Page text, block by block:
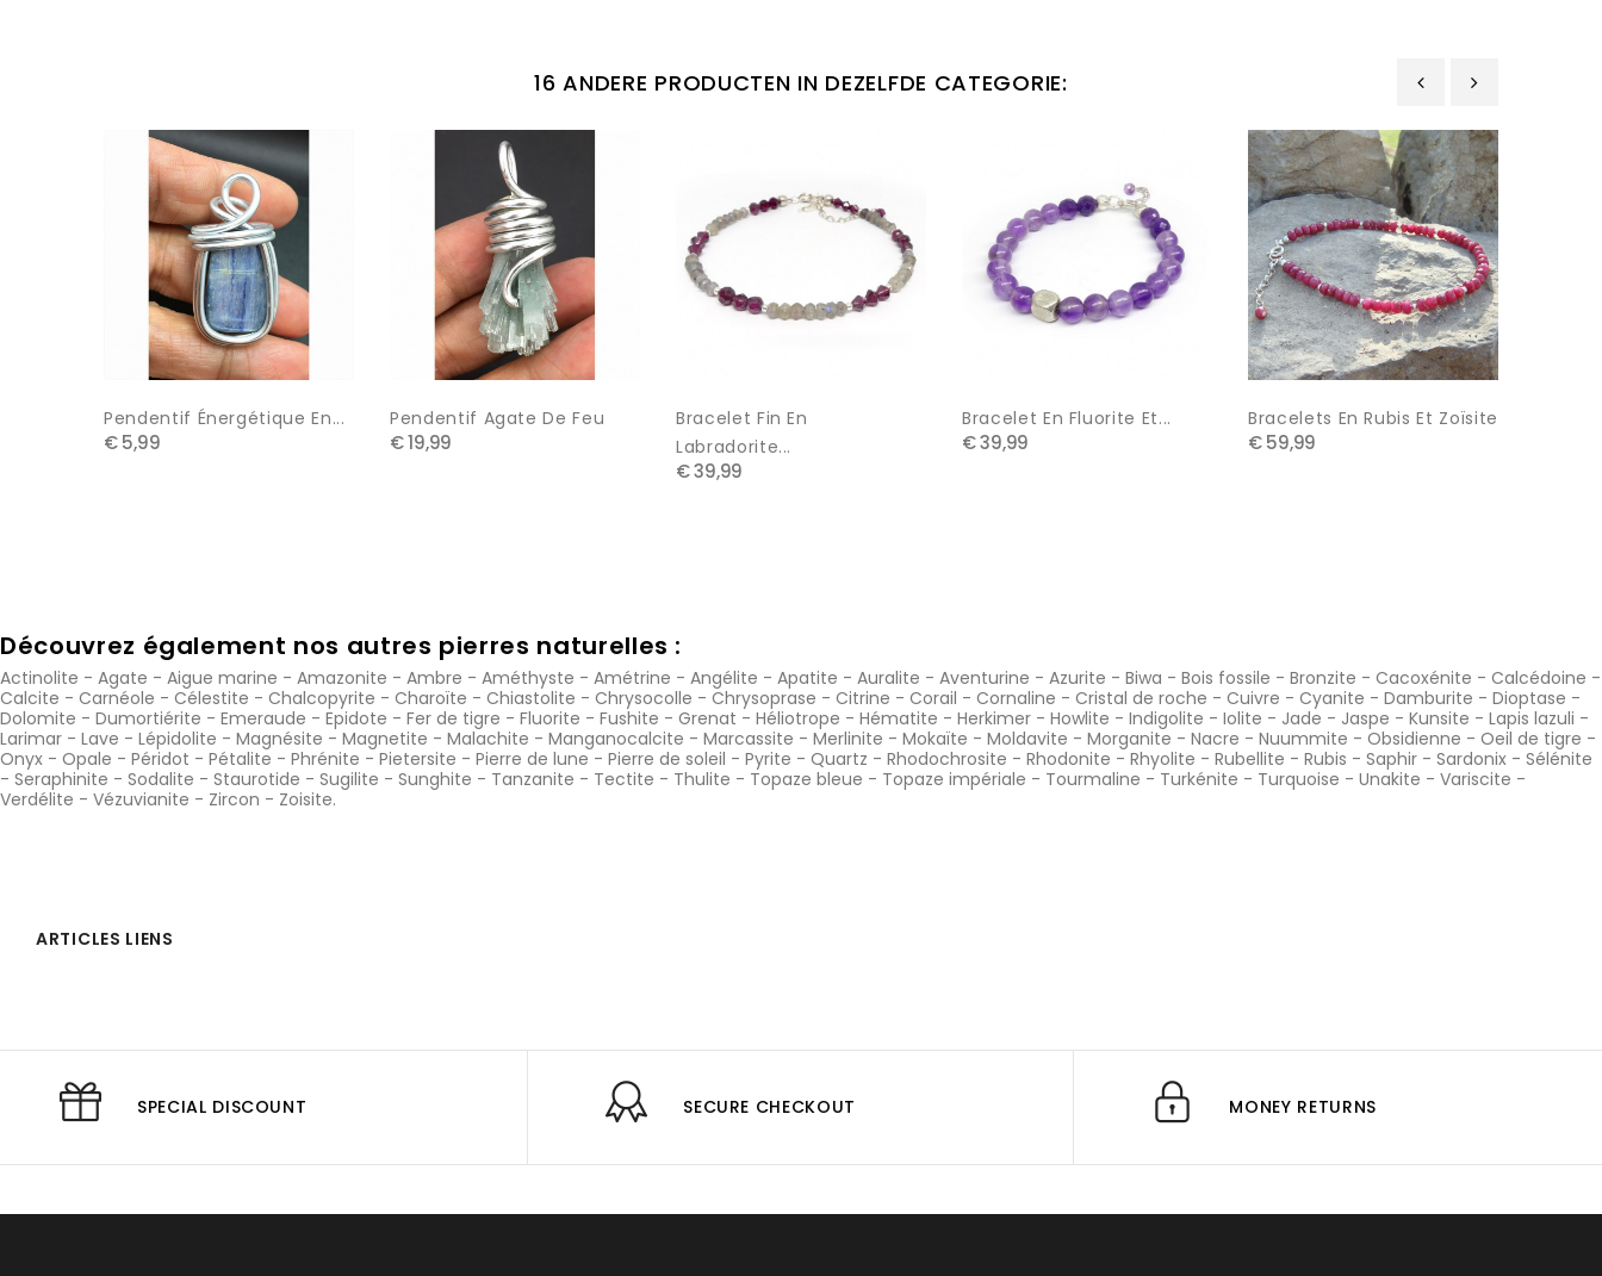
16 ANDERE PRODUCTEN IN DEZELFDE CATEGORIE:
Pendentif Énergétique En...
€ 5,99
Pendentif Agate De Feu
€ 19,99
Bracelet Fin En
Labradorite...
€ 39,99
Bracelet En Fluorite Et...
€ 39,99
Bracelets En Rubis Et Zoïsite
€ 59,99
‹ ›
Découvrez également nos autres pierres naturelles :
Actinolite - Agate - Aigue marine - Amazonite - Ambre - Améthyste - Amétrine - Angélite - Apatite - Auralite - Aventurine - Azurite - Biwa - Bois fossile - Bronzite - Cacoxénite - Calcédoine -
Calcite - Carnéole - Célestite - Chalcopyrite - Charoïte - Chiastolite - Chrysocolle - Chrysoprase - Citrine - Corail - Cornaline - Cristal de roche - Cuivre - Cyanite - Damburite - Dioptase -
Dolomite - Dumortiérite - Emeraude - Epidote - Fer de tigre - Fluorite - Fushite - Grenat - Héliotrope - Hématite - Herkimer - Howlite - Indigolite - Iolite - Jade - Jaspe - Kunsite - Lapis lazuli -
Larimar - Lave - Lépidolite - Magnésite - Magnetite - Malachite - Manganocalcite - Marcassite - Merlinite - Mokaïte - Moldavite - Morganite - Nacre - Nuummite - Obsidienne - Oeil de tigre -
Onyx - Opale - Péridot - Pétalite - Phrénite - Pietersite - Pierre de lune - Pierre de soleil - Pyrite - Quartz - Rhodochrosite - Rhodonite - Rhyolite - Rubellite - Rubis - Saphir - Sardonix - Sélénite
- Seraphinite - Sodalite - Staurotide - Sugilite - Sunghite - Tanzanite - Tectite - Thulite - Topaze bleue - Topaze impériale - Tourmaline - Turkénite - Turquoise - Unakite - Variscite -
Verdélite - Vézuvianite - Zircon - Zoisite.
ARTICLES LIENS
SPECIAL DISCOUNT SECURE CHECKOUT MONEY RETURNS